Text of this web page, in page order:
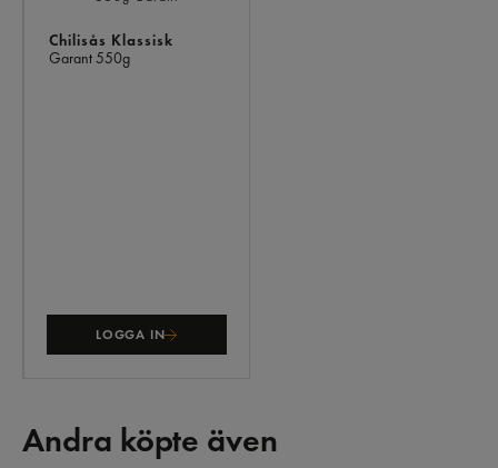
Chilisås Klassisk
Garant550g
LOGGA IN
Andra köpte även